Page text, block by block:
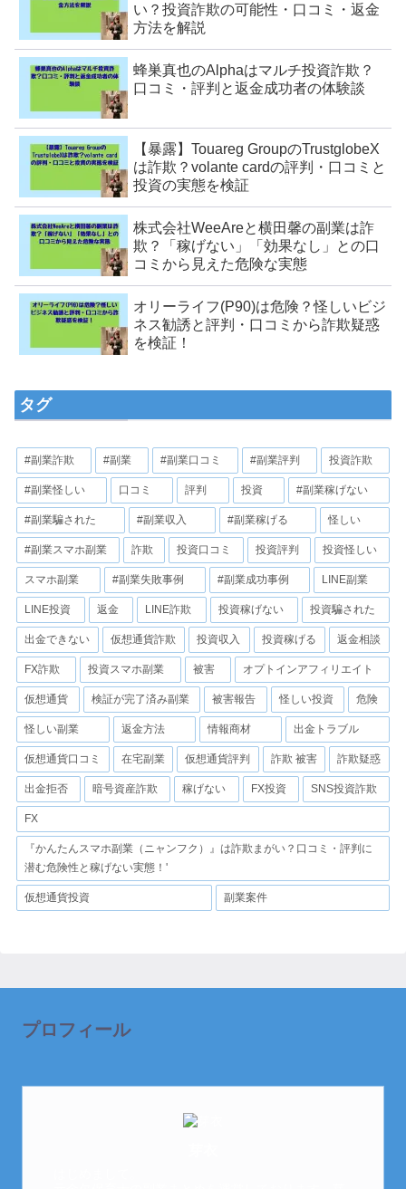
い？投資詐欺の可能性・口コミ・返金
方法を解説
蜂巣真也のAlphaはマルチ投資詐欺？
口コミ・評判と返金成功者の体験談
【暴露】Touareg GroupのTrustglobeX
は詐欺？volante cardの評判・口コミと
投資の実態を検証
株式会社WeeAreと横田馨の副業は詐
欺？「稼げない」「効果なし」との口
コミから見えた危険な実態
オリーライフ(P90)は危険？怪しいビジ
ネス勧誘と評判・口コミから詐欺疑惑
を検証！
タグ
#副業詐欺 #副業 #副業口コミ #副業評判 投資詐欺
#副業怪しい 口コミ 評判 投資 #副業稼げない
#副業騙された #副業収入 #副業稼げる 怪しい
#副業スマホ副業 詐欺 投資口コミ 投資評判 投資怪しい
スマホ副業 #副業失敗事例 #副業成功事例 LINE副業
LINE投資 返金 LINE詐欺 投資稼げない 投資騙された
出金できない 仮想通貨詐欺 投資収入 投資稼げる 返金相談
FX詐欺 投資スマホ副業 被害 オプトインアフィリエイト
仮想通貨 検証が完了済み副業 被害報告 怪しい投資 危険
怪しい副業 返金方法 情報商材 出金トラブル
仮想通貨口コミ 在宅副業 仮想通貨評判 詐欺 被害 詐欺疑惑
出金拒否 暗号資産詐欺 稼げない FX投資 SNS投資詐欺
FX
『かんたんスマホ副業（ニャンフク）』は詐欺まがい？口コミ・評判に
潜む危険性と稼げない実態！'
仮想通貨投資 副業案件
プロフィール